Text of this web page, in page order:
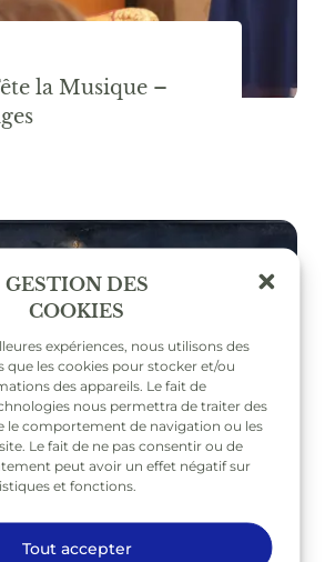
GESTION DES
COOKIES
expériences, nous utilisons des
que les cookies pour stocker et/ou
des appareils. Le fait de
nous permettra de traiter des
le comportement de navigation ou les
Le fait de ne pas consentir ou de
peut avoir un effet négatif sur
et fonctions.
Tout accepter
la Musique –